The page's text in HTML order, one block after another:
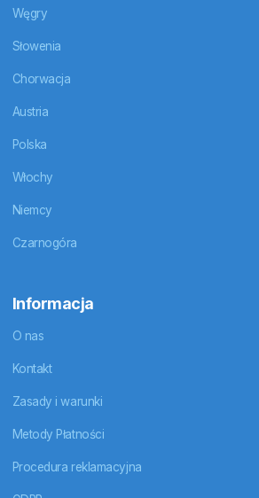
Węgry
Słowenia
Chorwacja
Austria
Polska
Włochy
Niemcy
Czarnogóra
Informacja
O nas
Kontakt
Zasady i warunki
Metody Płatności
Procedura reklamacyjna